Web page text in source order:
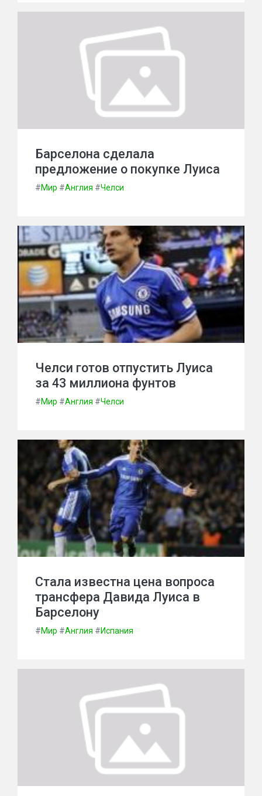
Барселона сделала
предложение о покупке Луиса
#Мир #Англия #Челси
Челси готов отпустить Луиса
за 43 миллиона фунтов
#Мир #Англия #Челси
Стала известна цена вопроса
трансфера Давида Луиса в
Барселону
#Мир #Англия #Испания